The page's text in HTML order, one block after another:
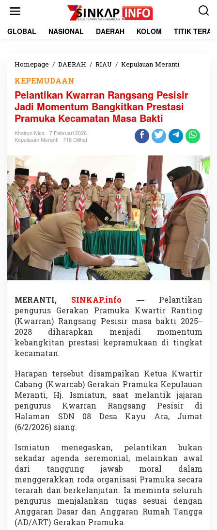
GLOBAL NASIONAL DAERAH KOLOM TITIK
Homepage / DAERAH / RIAU / Kepulauan Meranti
a
n
t
a
n
a
r
r
a
n
R
g
n
g
P
s
i
s
r
J
i
M
o
m
e
n
B
n
g
k
i
t
k
KEPEMUDAAN
Pelantikan Kwarran Rangsang Pesisir
Jadi Momentum Bangkitkan Prestasi
Pramuka Kecamatan Masa Bakti
Khairun Nisa
7 Februari 2026
Kepulauan Meranti
718 Dilihat
MERANTI, SINKAP.info — Pelantikan
pengurus Gerakan Pramuka Kwartir Ranting
(Kwarran) Rangsang Pesisir masa bakti 2025–
2028 diharapkan menjadi momentum
kebangkitan prestasi kepramukaan di tingkat
kecamatan.
Harapan tersebut disampaikan Ketua Kwartir
Cabang (Kwarcab) Gerakan Pramuka Kepulauan
Meranti, Hj. Ismiatun, saat melantik jajaran
pengurus Kwarran Rangsang Pesisir di
Halaman SDN 08 Desa Kayu Ara, Jumat
(6/2/2026) siang.
Ismiatun menegaskan, pelantikan bukan
sekadar agenda seremonial, melainkan awal
dari tanggung jawab moral dalam
menggerakkan roda organisasi Pramuka secara
terarah dan berkelanjutan. Ia meminta seluruh
pengurus menjalankan tugas sesuai dengan
Anggaran Dasar dan Anggaran Rumah Tangga
(AD/ART) Gerakan Pramuka.